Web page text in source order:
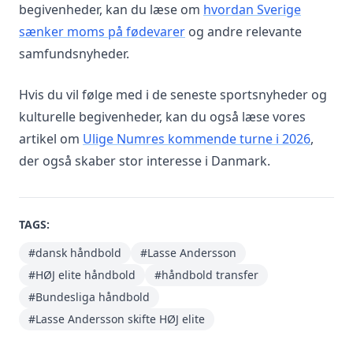
begivenheder, kan du læse om hvordan Sverige
sænker moms på fødevarer og andre relevante
samfundsnyheder.
Hvis du vil følge med i de seneste sportsnyheder og
kulturelle begivenheder, kan du også læse vores
artikel om Ulige Numres kommende turne i 2026,
der også skaber stor interesse i Danmark.
TAGS:
#dansk håndbold
#Lasse Andersson
#HØJ elite håndbold
#håndbold transfer
#Bundesliga håndbold
#Lasse Andersson skifte HØJ elite